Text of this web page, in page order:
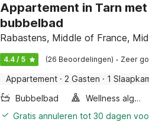
Appartement in Tarn
bubbelbad
Rabastens, Middle of France,
4.4 / 5 (26 Beoordelingen) · Zeer
Appartement · 2 Gasten · 1
Bubbelbad
Wellness algemeen
Gratis annuleren tot 30 dagen